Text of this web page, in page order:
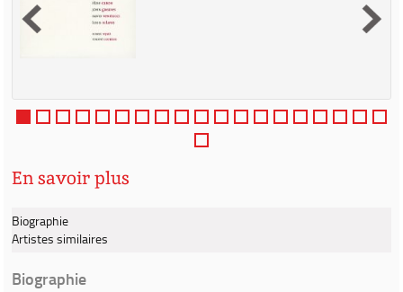
En savoir plus
Biographie
Artistes similaires
Biographie